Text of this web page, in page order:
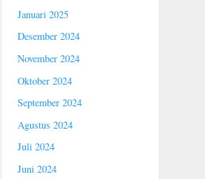
Januari 2025
Desember 2024
November 2024
Oktober 2024
September 2024
Agustus 2024
Juli 2024
Juni 2024